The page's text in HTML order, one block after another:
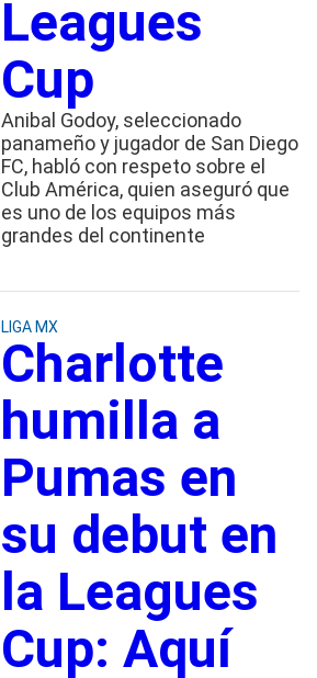
Leagues
Cup
Anibal Godoy, seleccionado
panameño y jugador de San Diego
FC, habló con respeto sobre el
Club América, quien aseguró que
es uno de los equipos más
grandes del continente
LIGA MX
Charlotte
humilla a
Pumas en
su debut en
la Leagues
Cup: Aquí